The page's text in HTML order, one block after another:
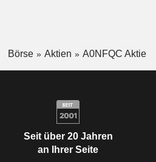
Börse Aktien A0NFQC Aktie
Seit über 20 Jahren
an Ihrer Seite